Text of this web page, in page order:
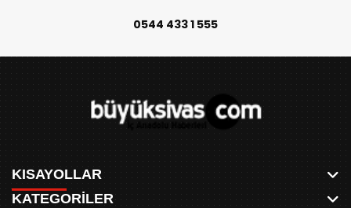
0544 433 1 555
KISAYOLLAR
KATEGORİLER